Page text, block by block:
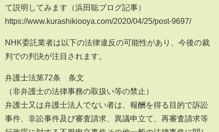
て説明してみます（浜田聡ブログ記事）
https://www.kurashikiooya.com/2020/04/25/post-9697/
NHK委託業者は以下の法律違反の可能性があり、今後の裁
判での判決が注目されます。
弁護士法第72条 条文
（非弁護士の法律事務の取扱い等の禁止）
弁護士又は弁護士法人でない者は、報酬を得る目的で訴訟
事件、非訟事件及び審査請求、異議申立て、再審査請求等